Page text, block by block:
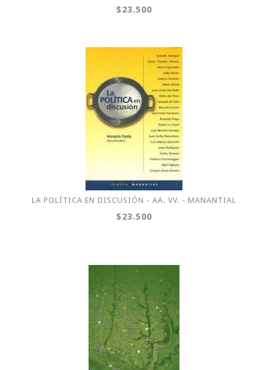
$23.500
LA POLÍTICA EN DISCUSIÓN - AA. VV. - MANANTIAL
$23.500